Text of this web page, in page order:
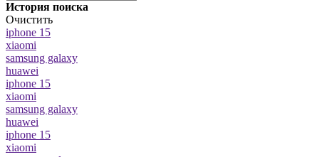
История поиска
Очистить
iphone 15
xiaomi
samsung galaxy
huawei
iphone 15
xiaomi
samsung galaxy
huawei
iphone 15
xiaomi